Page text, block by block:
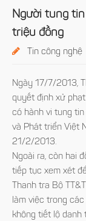
Người tung tin
triệu đồng
Tin công nghệ
Ngày 17/7/2013,
quyết định xử
có hành vi tung
và Phát triển Việt
21/2/2013.
Ngoài ra, còn hai
tiếp tục xem xét
Thanh tra Bộ
làm việc trong
không tiết lộ danh